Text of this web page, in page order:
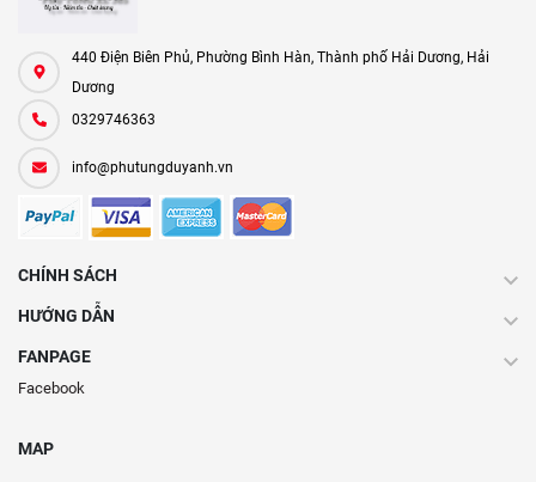
440 Điện Biên Phủ, Phường Bình Hàn, Thành phố Hải Dương, Hải
Dương
0329746363
info@phutungduyanh.vn
CHÍNH SÁCH
HƯỚNG DẪN
FANPAGE
Facebook
MAP